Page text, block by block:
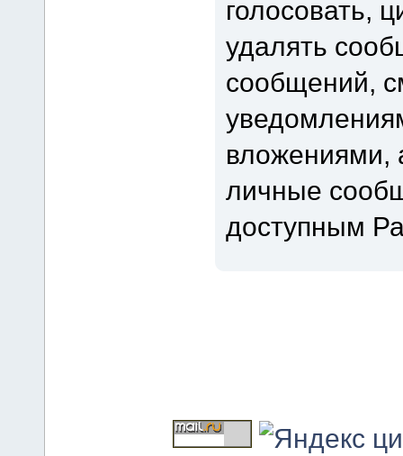
голосовать,
удалять
сообщений,
вложениями,
личные
доступным